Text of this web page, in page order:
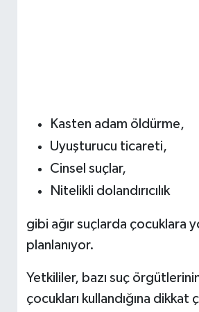
Kasten adam öldürme,
Uyuşturucu ticareti,
Cinsel suçlar,
Nitelikli dolandırıcılık
gibi ağır suçlarda çocuklara
planlanıyor.
Yetkililer, bazı suç
çocukları kullandığına